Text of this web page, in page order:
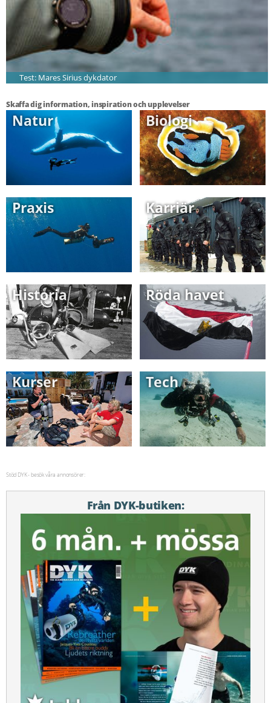
Test: Mares Sirius dykdator
Skaffa dig information, inspiration och upplevelser
Natur Biologi
Praxis Karriär
Historia Röda havet
Kurser Tech
Stöd DYK - besök våra annonsörer:
Från DYK-butiken: